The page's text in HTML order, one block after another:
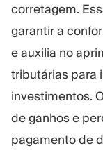
corretagem.
garantir a
e auxilia no
tributárias para
investimentos.
de ganhos e
pagamento de